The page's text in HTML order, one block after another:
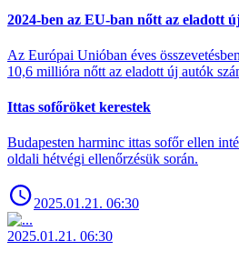
2024-ben az EU-ban nőtt az eladott
Az Európai Unióban éves
10,6 millióra nőtt az eladott új autók
Ittas sofőröket kerestek
Budapesten harminc ittas sofőr ellen
oldali hétvégi ellenőrzésük során.
2025.01.21. 06:30
2025.01.21. 06:30